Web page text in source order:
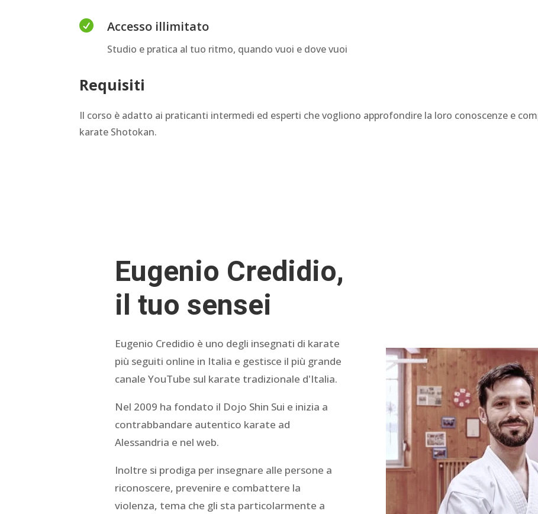
 Accesso illimitato
Studio e pratica al tuo ritmo, quando vuoi e dove vuoi
Requisiti
Il corso è adatto ai praticanti intermedi ed esperti che vogliono approfondire la loro conoscenze e
karate Shotokan.
Eugenio Credidio,
il tuo sensei
Eugenio Credidio è uno degli insegnati di karate
più seguiti online in Italia e gestisce il più grande
canale YouTube sul karate tradizionale d'Italia.
Nel 2009 ha fondato il Dojo Shin Sui e inizia a
contrabbandare autentico karate ad
Alessandria e nel web.
Inoltre si prodiga per insegnare alle persone a
riconoscere, prevenire e combattere la
violenza, tema che gli sta particolarmente a